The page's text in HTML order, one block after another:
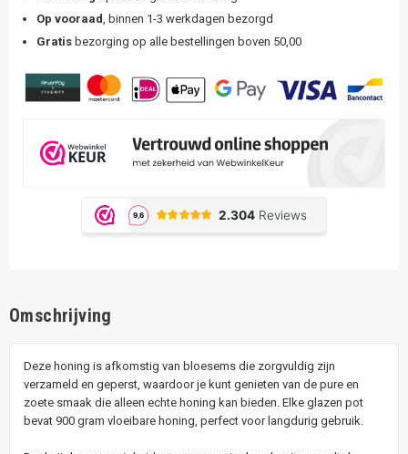
Op vooraad, binnen 1-3 werkdagen bezorgd
Gratis bezorging op alle bestellingen boven 50,00
Omschrijving
Deze honing is afkomstig van bloesems die zorgvuldig zijn
verzameld en geperst, waardoor je kunt genieten van de pure en
zoete smaak die alleen echte honing kan bieden. Elke glazen pot
bevat 900 gram vloeibare honing, perfect voor langdurig gebruik.